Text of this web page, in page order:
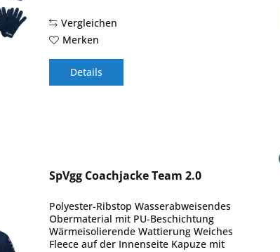
Vergleichen
Merken
Details
SpVgg Coachjacke Team 2.0
Polyester-Ribstop Wasserabweisendes
Obermaterial mit PU-Beschichtung
Wärmeisolierende Wattierung Weiches
Fleece auf der Innenseite Kapuze mit